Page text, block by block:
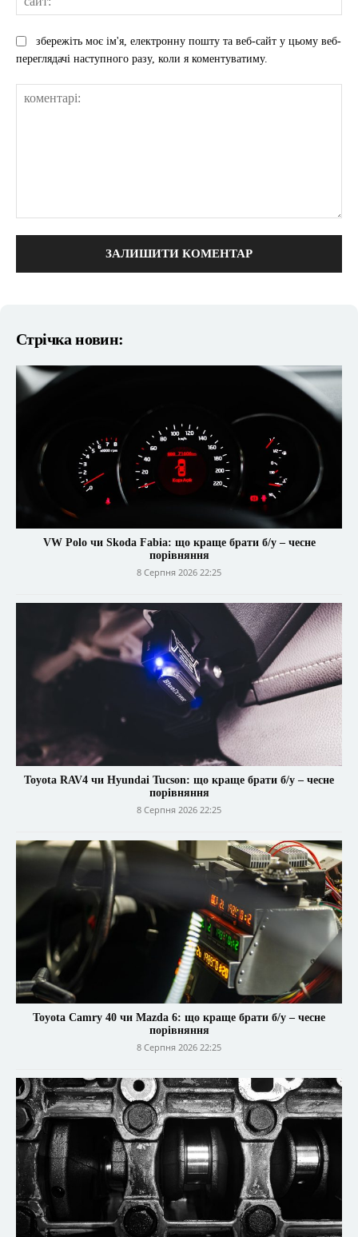
збережіть моє ім'я, електронну пошту та веб-сайт у цьому веб-
переглядачі наступного разу, коли я коментуватиму.
Стрічка новин:
VW Polo чи Skoda Fabia: що краще брати б/у – чесне
порівняння
8 Серпня 2026 22:25
Toyota RAV4 чи Hyundai Tucson: що краще брати б/у – чесне
порівняння
8 Серпня 2026 22:25
Toyota Camry 40 чи Mazda 6: що краще брати б/у – чесне
порівняння
8 Серпня 2026 22:25